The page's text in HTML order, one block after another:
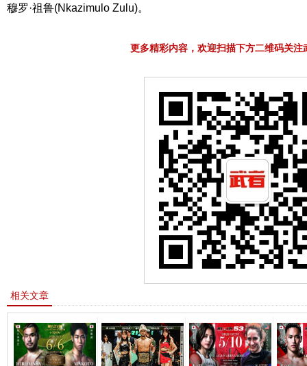
穆罗·祖鲁(Nkazimulo Zulu)。
更多精彩内容，欢迎扫描下方二维码关注
相关文章